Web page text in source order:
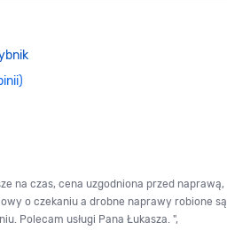
na czas, cena uzgodniona przed naprawą,
o czekaniu a drobne naprawy robione są
Polecam usługi Pana Łukasza. ",